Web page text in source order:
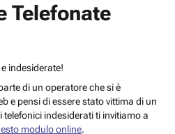
Telefonate
indesiderate!
di un operatore che si è
e pensi di essere stato vittima di un
indesiderati ti invitiamo a
modulo online.